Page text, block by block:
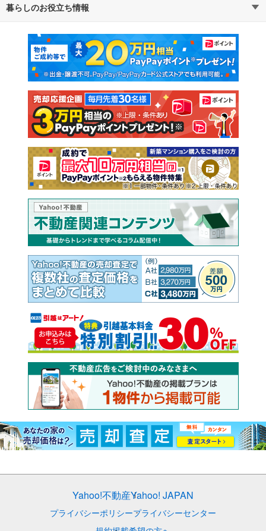
通勤・通学時間から探す
不動産・住宅
新築マンション 中古マンション
新築一戸建て 中古一戸建て
注文住宅 土地
売却査定
暮らしのお役立ち情報
マンションカタログ 教えて！住まいの先生
Yahoo!不動産Yahoo! JAPAN
プライバシーポリシープライバシーセンター